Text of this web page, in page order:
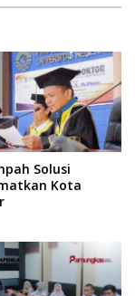
Solusi
Kota